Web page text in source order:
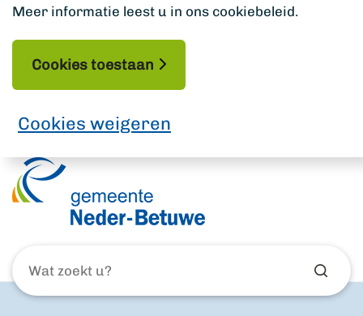
Meer informatie leest u in ons cookiebeleid.
Cookies toestaan
Cookies weigeren
zoekt
u?